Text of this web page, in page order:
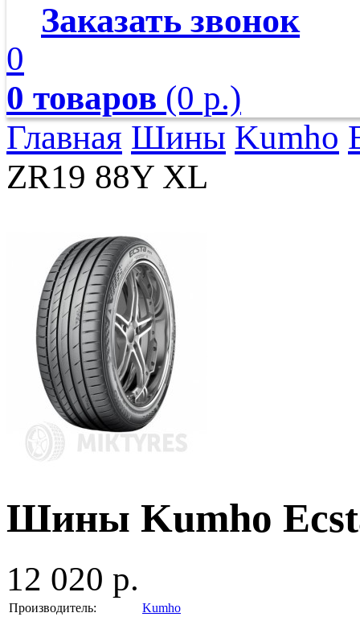
Заказать звонок
0
0 товаров (0 р.)
Главная Шины Kumho
ZR19 88Y XL
Шины Kumho
12 020 р.
Производитель:
Kumho